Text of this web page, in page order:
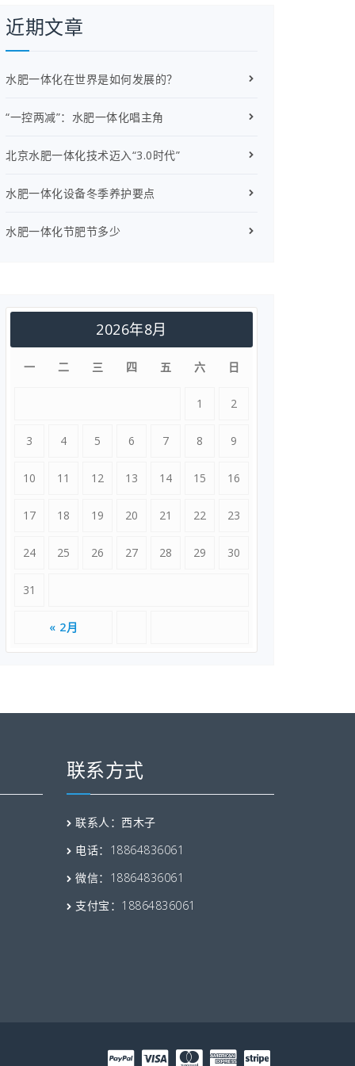
近期文章
水肥一体化在世界是如何发展的？
“一控两减”：水肥一体化唱主角
北京水肥一体化技术迈入“3.0时代”
水肥一体化设备冬季养护要点
水肥一体化节肥节多少
2026年8月
一 二 三 四 五 六 日
« 2月
1 2
3 4 5 6 7 8 9
10 11 12 13 14 15 16
17 18 19 20 21 22 23
24 25 26 27 28 29 30
31
联系方式
联系人：西木子
电话：18864836061
微信：18864836061
支付宝：18864836061